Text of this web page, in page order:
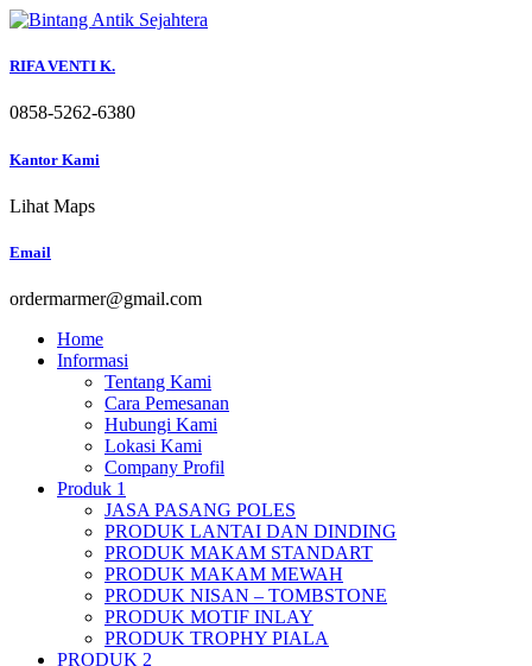
Skip
content
RIFA VENTI K.
0858-5262-6380
Kantor Kami
Lihat Maps
Email
ordermarmer@gmail.com
Home
Informasi
Tentang Kami
Cara Pemesanan
Hubungi Kami
Lokasi Kami
Company Profil
Produk 1
JASA PASANG POLES
PRODUK LANTAI DAN DINDING
PRODUK MAKAM STANDART
PRODUK MAKAM MEWAH
PRODUK NISAN – TOMBSTONE
PRODUK MOTIF INLAY
PRODUK TROPHY PIALA
PRODUK 2